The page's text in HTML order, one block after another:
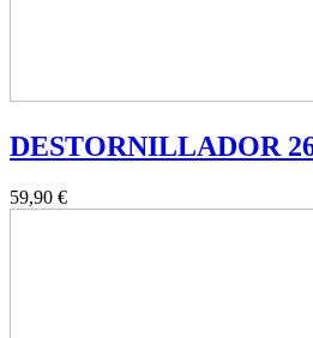
DESTORNILLADOR
59,90 €